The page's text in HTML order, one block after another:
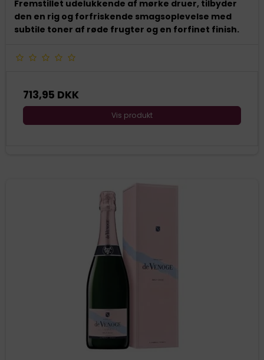
Fremstillet udelukkende af mørke druer, tilbyder
den en rig og forfriskende smagsoplevelse med
subtile toner af røde frugter og en forfinet finish.
713,95 DKK
Vis produkt